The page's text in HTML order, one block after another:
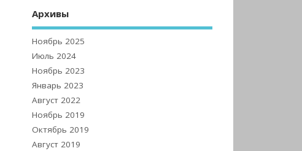
Архивы
Ноябрь 2025
Июль 2024
Ноябрь 2023
Январь 2023
Август 2022
Ноябрь 2019
Октябрь 2019
Август 2019